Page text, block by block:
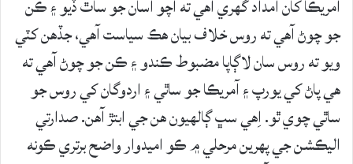
آمريڪا کان امداد گهري آهي ته اچو اسان جو ساٿ ڏيو ۽ ڪن
جو چوڻ آهي ته روس خلاف بيان هڪ سياست آهي، جڏهن کٽي
ويو ته روس سان لاڳاپا مضبوط ڪندو ۽ ڪن جو چوڻ آهي ته
هي پاڻ کي يورپ ۽ آمريڪا جو ساٿي ۽ اردوگان کي روس جو
ساٿي چوي ٿو. اِهي سڀ ڳالهيون هن جي ابتڙ آهن. صدارتي
اليڪشن جي پهرين مرحلي ۾ ڪو اميدوار واضح برتري ڪونه